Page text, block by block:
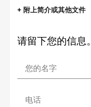
+ 附上简介或其他文件
请留下您的信息。